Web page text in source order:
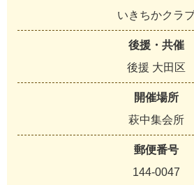
いきちかクラ
後援・共催
後援 大田区
開催場所
萩中集会所
郵便番号
144-0047